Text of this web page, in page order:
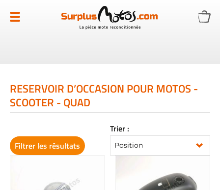
au
contenu
RESERVOIR D’OCCASION POUR MOTOS -
SCOOTER - QUAD
Trier :
Filtrer les résultats